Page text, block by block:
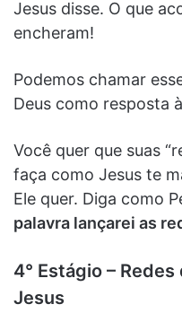
Jesus disse. O que
encheram!
Podemos chamar
Deus como resposta
Você quer que suas
faça como Jesus te
Ele quer. Diga como
palavra lançarei as
4° Estágio –
Jesus